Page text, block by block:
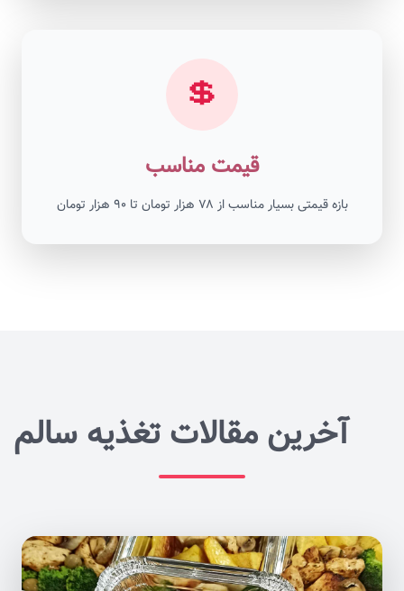
💲
قیمت مناسب
بازه قیمتی بسیار مناسب از ۷۸ هزار تومان تا ۹۰ هزار تومان
آخرین مقالات تغذیه سالم